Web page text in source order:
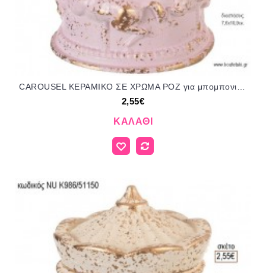
CAROUSEL ΚΕΡΑΜΙΚΟ ΣΕ ΧΡΩΜΑ ΡΟΖ για μπομπονιέρες γούρι δώρο NU-K986/51150 2.55€!!!
2,55€
ΚΑΛΆΘΙ